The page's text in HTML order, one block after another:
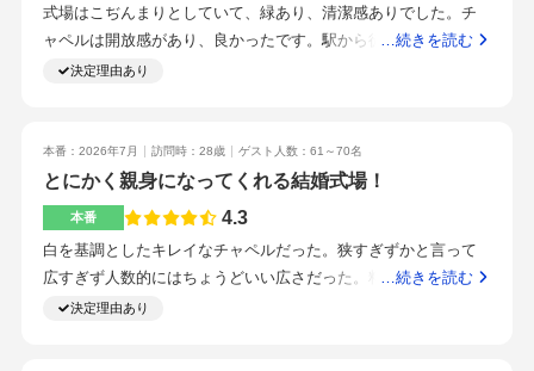
式場はこぢんまりとしていて、緑あり、清潔感ありでした。チ
ャペルは開放感があり、良かったです。駅から徒歩1分ほどなの
で立地が良いです。スタッフの皆さんはどの方も丁寧で話しや
指輪交換、誓いの言葉など、結婚式風にできたのが良かったで
す。ウエディングプランナーさんが一貫制なのが、心強いで
す。何かを決める時、適度にプランナーさんにお任せするのも
第三者の意見を取り込めてありかなと思いました。自宅から近
く、通いやすい場所に絞りました。担当してくださったプラン
ナーさんが良かったので、ウエディングプランナー一貫制が決
め手になりました。
…続きを読む
決定理由あり
本番：2026年7月 訪問時：28歳 ゲスト人数：61～70名
とにかく親身になってくれる結婚式場！
本番 4.3
白を基調としたキレイなチャペルだった。狭すぎずかと言って
広すぎず人数的にはちょうどいい広さだった。料理でかなり変
わると思いました。あとはドレス、タキシードもどれを選ぶか
…続きを読む
決定理由あり